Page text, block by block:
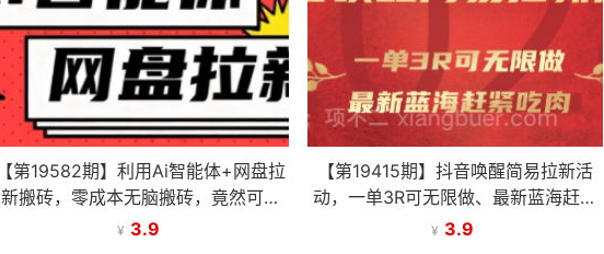
【第19582期】利用Ai智能体+网盘拉
新搬砖，零成本无脑搬砖，竟然可以
躺赚500+
¥ 3.9
【第19415期】抖音唤醒简易拉新活
动，一单3R可无限做、最新蓝海赶紧
吃肉
¥ 3.9